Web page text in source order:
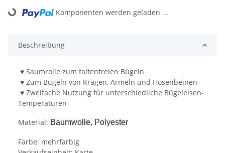
Loading... Komponenten werden geladen ...
Beschreibung
♥ Saumrolle zum faltenfreien Bügeln
♥ Zum Bügeln von Kragen, Ärmeln und Hosenbeinen
♥ Zweifache Nutzung für unterschiedliche Bügeleisen-
Temperaturen
Material: Baumwolle, Polyester
Farbe: mehrfarbig